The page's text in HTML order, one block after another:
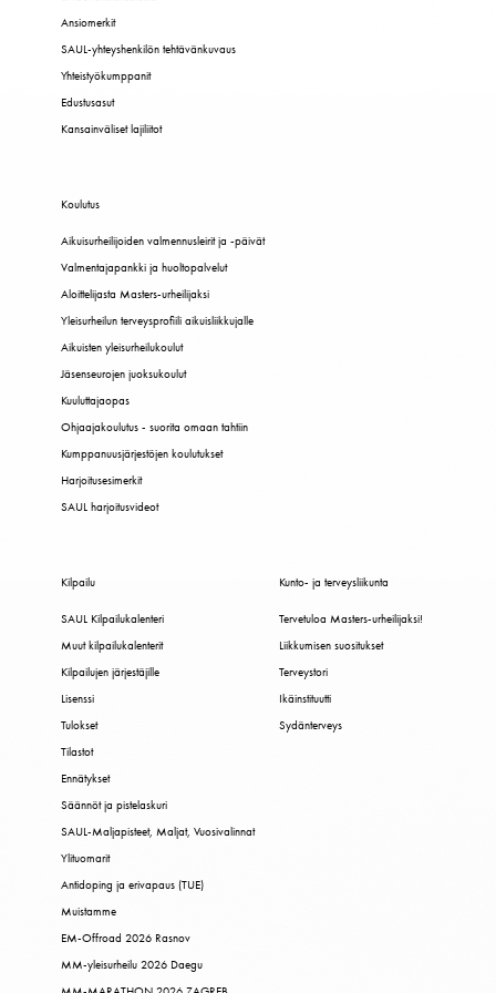
Ansiomerkit
SAUL-yhteyshenkilön tehtävänkuvaus
Yhteistyökumppanit
Edustusasut
Kansainväliset lajiliitot
Koulutus
Aikuisurheilijoiden valmennusleirit ja -päivät
Valmentajapankki ja huoltopalvelut
Aloittelijasta Masters-urheilijaksi
Yleisurheilun terveysprofiili aikuisliikkujalle
Aikuisten yleisurheilukoulut
Jäsenseurojen juoksukoulut
Kuuluttajaopas
Ohjaajakoulutus - suorita omaan tahtiin
Kumppanuusjärjestöjen koulutukset
Harjoitusesimerkit
SAUL harjoitusvideot
Kilpailu
SAUL Kilpailukalenteri
Muut kilpailukalenterit
Kilpailujen järjestäjille
Lisenssi
Tulokset
Tilastot
Ennätykset
Säännöt ja pistelaskuri
SAUL-Maljapisteet, Maljat, Vuosivalinnat
Ylituomarit
Antidoping ja erivapaus (TUE)
Muistamme
EM-Offroad 2026 Rasnov
MM-yleisurheilu 2026 Daegu
Kunto- ja terveysliikunta
Tervetuloa Masters-urheilijaksi!
Liikkumisen suositukset
Terveystori
Ikäinstituutti
Sydänterveys